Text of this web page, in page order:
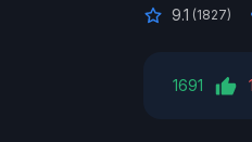
9.1 (1827)
1691